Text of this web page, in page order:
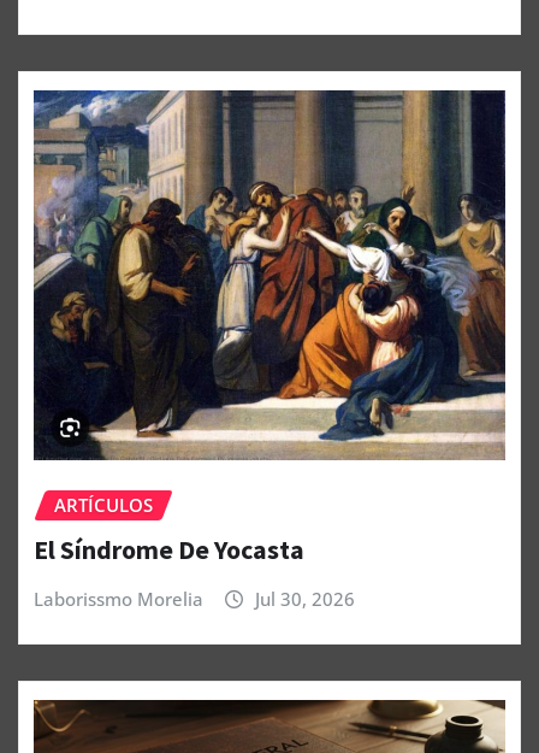
ARTÍCULOS
El Síndrome De Yocasta
Laborissmo Morelia Jul 30, 2026